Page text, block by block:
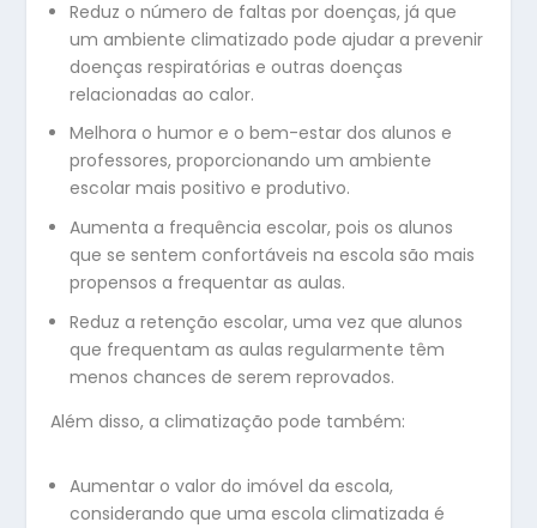
Reduz o número de faltas por doenças, já que
um ambiente climatizado pode ajudar a prevenir
doenças respiratórias e outras doenças
relacionadas ao calor.
Melhora o humor e o bem-estar dos alunos e
professores, proporcionando um ambiente
escolar mais positivo e produtivo.
Aumenta a frequência escolar, pois os alunos
que se sentem confortáveis na escola são mais
propensos a frequentar as aulas.
Reduz a retenção escolar, uma vez que alunos
que frequentam as aulas regularmente têm
menos chances de serem reprovados.
Além disso, a climatização pode também:
Aumentar o valor do imóvel da escola,
considerando que uma escola climatizada é